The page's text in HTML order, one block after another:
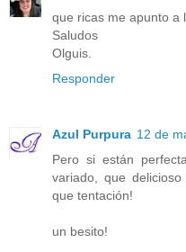
que ricas me apunto a
Saludos
Olguis.
Responder
Azul Purpura 12 de
Pero si están
variado, que
que tentación!
un besito!